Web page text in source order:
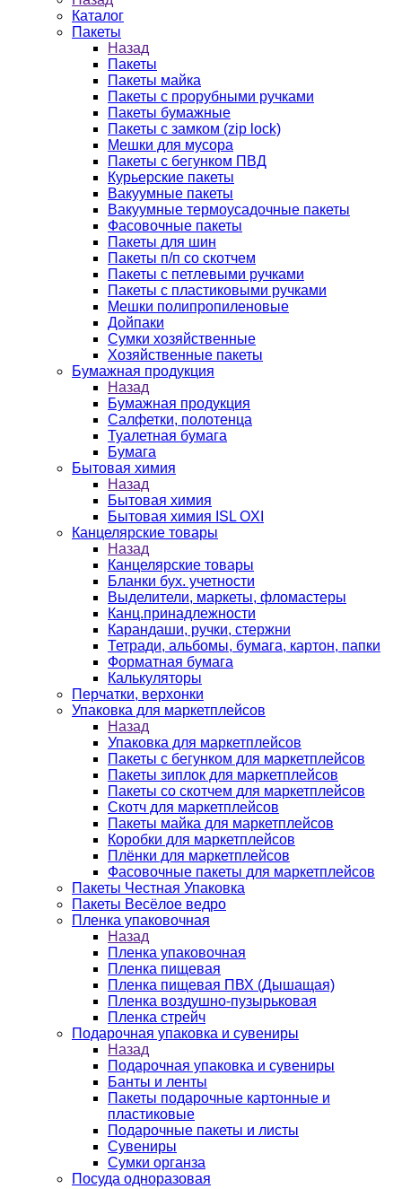
Каталог
Пакеты
Назад
Пакеты
Пакеты майка
Пакеты с прорубными ручками
Пакеты бумажные
Пакеты с замком (zip lock)
Мешки для мусора
Пакеты с бегунком ПВД
Курьерские пакеты
Вакуумные пакеты
Вакуумные термоусадочные пакеты
Фасовочные пакеты
Пакеты для шин
Пакеты п/п со скотчем
Пакеты с петлевыми ручками
Пакеты с пластиковыми ручками
Мешки полипропиленовые
Дойпаки
Сумки хозяйственные
Хозяйственные пакеты
Бумажная продукция
Назад
Бумажная продукция
Салфетки, полотенца
Туалетная бумага
Бумага
Бытовая химия
Назад
Бытовая химия
Бытовая химия ISL OXI
Канцелярские товары
Назад
Канцелярские товары
Бланки бух. учетности
Выделители, маркеты, фломастеры
Канц.принадлежности
Карандаши, ручки, стержни
Тетради, альбомы, бумага, картон, папки
Форматная бумага
Калькуляторы
Перчатки, верхонки
Упаковка для маркетплейсов
Назад
Упаковка для маркетплейсов
Пакеты с бегунком для маркетплейсов
Пакеты зиплок для маркетплейсов
Пакеты со скотчем для маркетплейсов
Скотч для маркетплейсов
Пакеты майка для маркетплейсов
Коробки для маркетплейсов
Плёнки для маркетплейсов
Фасовочные пакеты для маркетплейсов
Пакеты Честная Упаковка
Пакеты Весёлое ведро
Пленка упаковочная
Назад
Пленка упаковочная
Пленка пищевая
Пленка пищевая ПВХ (Дышащая)
Пленка воздушно-пузырьковая
Пленка стрейч
Подарочная упаковка и сувениры
Назад
Подарочная упаковка и сувениры
Банты и ленты
Пакеты подарочные картонные и
пластиковые
Подарочные пакеты и листы
Сувениры
Сумки органза
Посуда одноразовая